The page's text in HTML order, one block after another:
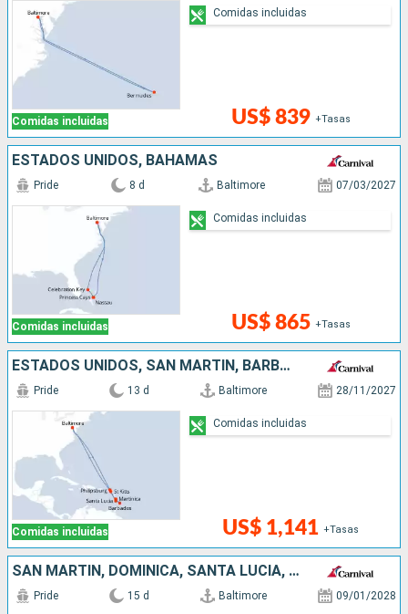
Comidas incluidas US$ 839 +Tasas
Comidas incluidas
ESTADOS UNIDOS, BAHAMAS
Comidas incluidas
Pride 8 d Baltimore 07/03/2027
US$ 865 +Tasas
Comidas incluidas
ESTADOS UNIDOS, SAN MARTÍN, BARBADOS, SANTA LUCIA, ANTIGUA Y BARBUDA
Comidas incluidas
Pride 13 d Baltimore 28/11/2027
US$ 1,141 +Tasas
Comidas incluidas
SAN MARTÍN, DOMINICA, SANTA LUCIA, BARBADOS, ANTIGUA Y BARBUDA, ESTADOS UNIDOS
Pride 15 d Baltimore 09/01/2028